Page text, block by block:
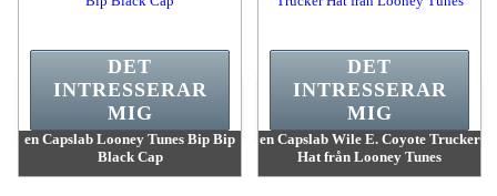
en Capslab Looney Tunes Bip Bip
Black Cap
DET
INTRESSERAR
MIG
en Capslab Wile E. Coyote Trucker
Hat från Looney Tunes
DET
INTRESSERAR
MIG